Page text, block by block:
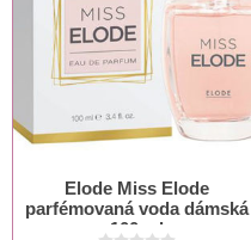
Elode Miss Elode
parfémovaná voda dámská
100 ml